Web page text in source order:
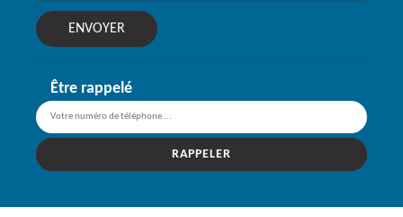
Être rappelé